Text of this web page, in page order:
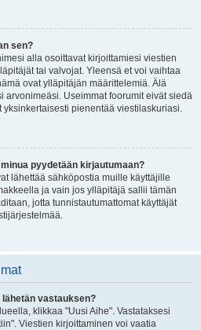
sen?
alla osoittavat kirjoittamiesi viestien
tai valvojat. Yleensä et voi vaihtaa
ovat ylläpitäjän määrittelemiä. Älä
arvonimeäsi. Useimmat foorumit eivät siedä
pienentää viestilaskuriasi.
pyydetään kirjautumaan?
lähettää sähköpostia muille käyttäjille
ja vain jos ylläpitäjä sallii tämän
jotta tunnistautumattomat käyttäjät
lähetän vastauksen?
klikkaa "Uusi Aihe". Vastataksesi
Viestien kirjoittaminen voi vaatia